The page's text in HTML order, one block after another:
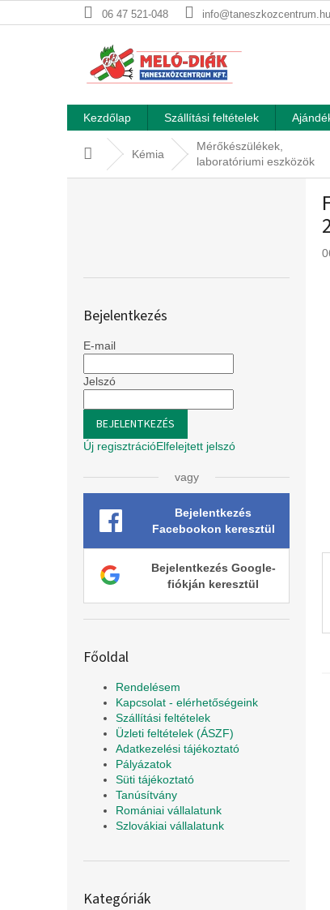
a
06 47 521-048 info@taneszkozcentrum.hu
Kezdőlap Szállítási feltételek
KezdőlapKémia
Mérőkészülékek,
laboratóriumi eszközök
Bejelentkezés
E-mail
Jelszó
BEJELENTKEZÉS
Új regisztrációElfelejtett jelszó
vagy
Bejelentkezés
Facebookon keresztül
Bejelentkezés Google-
fiókján keresztül
Főoldal
Rendelésem
Kapcsolat - elérhetőségeink
Szállítási feltételek
Üzleti feltételek (ÁSZF)
Adatkezelési tájékoztató
Pályázatok
Süti tájékoztató
Tanúsítvány
Romániai vállalatunk
Szlovákiai vállalatunk
átugrása
Kategóriák